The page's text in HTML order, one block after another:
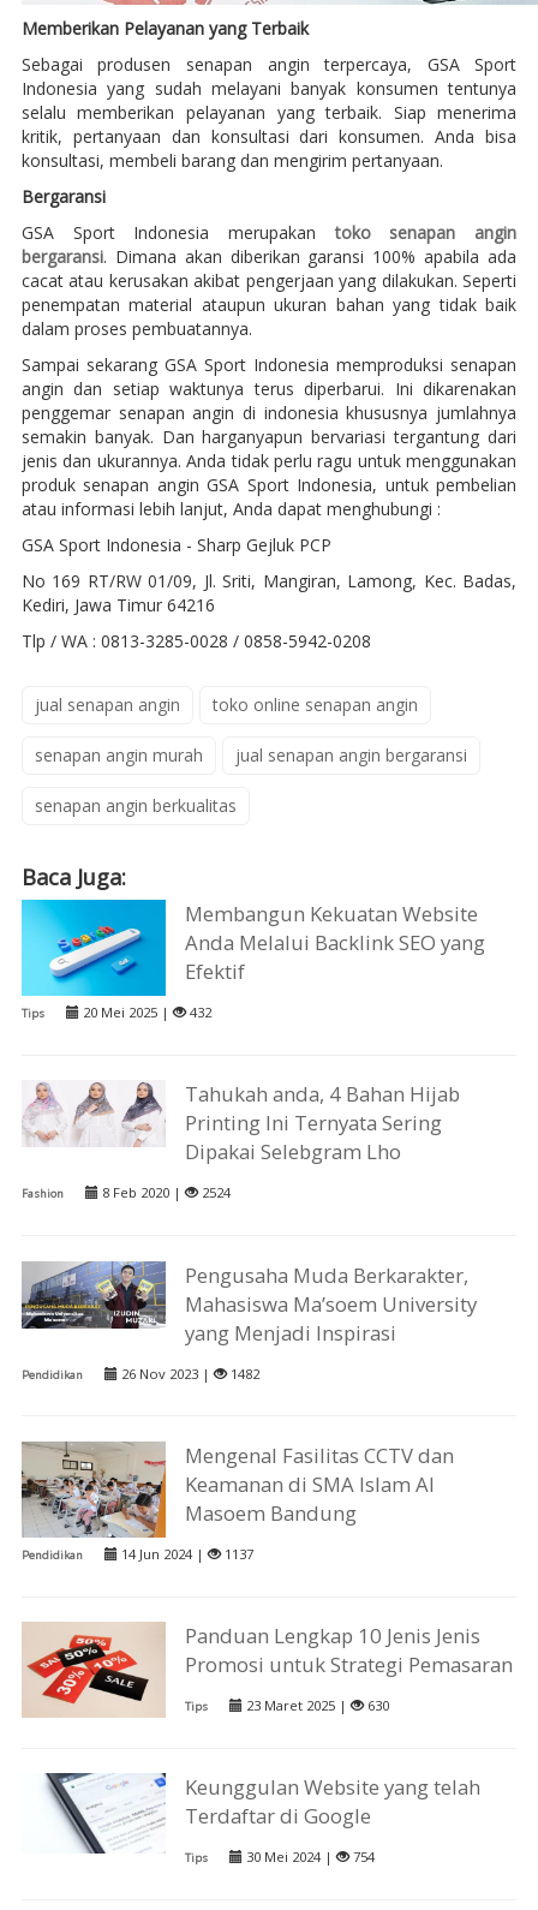
Memberikan Pelayanan yang Terbaik
Sebagai produsen senapan angin terpercaya, GSA Sport
Indonesia yang sudah melayani banyak konsumen tentunya
selalu memberikan pelayanan yang terbaik. Siap menerima
kritik, pertanyaan dan konsultasi dari konsumen. Anda bisa
konsultasi, membeli barang dan mengirim pertanyaan.
Bergaransi
GSA Sport Indonesia merupakantoko senapan angin
bergaransi. Dimana akan diberikan garansi 100% apabila ada
cacat atau kerusakan akibat pengerjaan yang dilakukan. Seperti
penempatan material ataupun ukuran bahan yang tidak baik
dalam proses pembuatannya.
Sampai sekarang GSA Sport Indonesia memproduksi senapan
angin dan setiap waktunya terus diperbarui. Ini dikarenakan
penggemar senapan angin di indonesia khususnya jumlahnya
semakin banyak. Dan harganyapun bervariasi tergantung dari
jenis dan ukurannya. Anda tidak perlu ragu untuk menggunakan
produk senapan angin GSA Sport Indonesia, untuk pembelian
atau informasi lebih lanjut, Anda dapat menghubungi :
GSA Sport Indonesia - Sharp Gejluk PCP
No 169 RT/RW 01/09, Jl. Sriti, Mangiran, Lamong, Kec. Badas,
Kediri, Jawa Timur 64216
Tlp / WA : 0813-3285-0028 / 0858-5942-0208
jual senapan angin toko online senapan angin
senapan angin murah jual senapan angin bergaransi
senapan angin berkualitas
Baca Juga:
Membangun Kekuatan Website
Anda Melalui Backlink SEO yang
Efektif
Tips 20 Mei 2025 | 432
Tahukah anda, 4 Bahan Hijab
Printing Ini Ternyata Sering
Dipakai Selebgram Lho
Fashion 8 Feb 2020 | 2524
Pengusaha Muda Berkarakter,
Mahasiswa Ma’soem University
yang Menjadi Inspirasi
Pendidikan 26 Nov 2023 | 1482
Mengenal Fasilitas CCTV dan
Keamanan di SMA Islam Al
Masoem Bandung
Pendidikan 14 Jun 2024 | 1137
Panduan Lengkap 10 Jenis Jenis
Promosi untuk Strategi Pemasaran
Tips 23 Maret 2025 | 630
Keunggulan Website yang telah
Terdaftar di Google
Tips 30 Mei 2024 | 754